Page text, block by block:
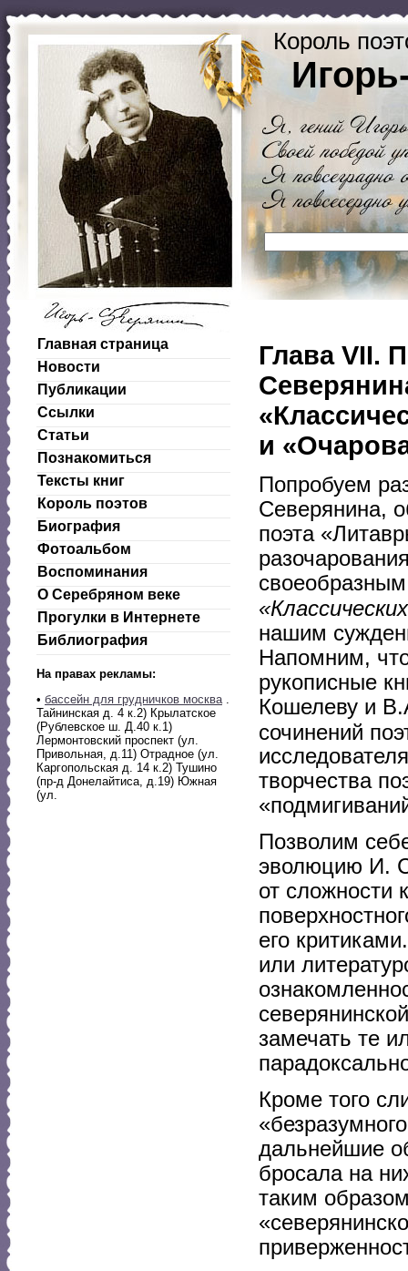
Король
Главная страница
Новости
Публикации
Ссылки
Статьи
Познакомиться
Тексты книг
Король поэтов
Биография
Фотоальбом
Воспоминания
О Серебряном веке
Прогулки в Интернете
Библиография
На правах рекламы:
• бассейн для грудничков москва.
Тайнинская д. 4 к.2) Крылатское
(Рублевское ш. Д.40 к.1)
Лермонтовский проспект (ул.
Привольная, д.11) Отрадное (ул.
Каргопольская д. 14 к.2) Тушино
(пр-д Донелайтиса, д.19) Южная
(ул.
Глава VII.
и
Попробуем
Северянина,
поэта
нашим
Напомним,
рукописные
Кошелеву и
сочинений
творчества
Позволим
эволюцию И.
от сложности
его
или
замечать те
Кроме того
дальнейшие
бросала на
таким